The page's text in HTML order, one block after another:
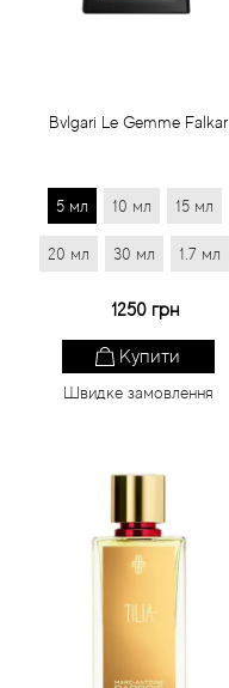
Bvlgari Le Gemme Falkar
5 мл 10 мл 15 мл
20 мл 30 мл 1.7 мл
1250 грн
Купити
Швидке замовлення